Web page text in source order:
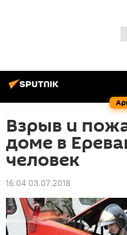
Взрыв и
доме в
человек
16:04 03.07.2018